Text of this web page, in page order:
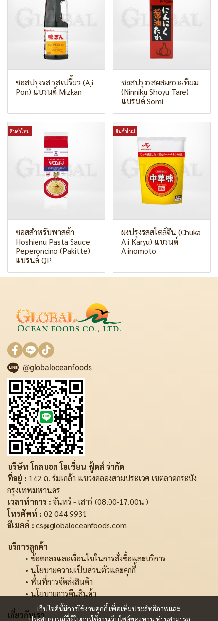
ซอสปรุงรส รสเปรี้ยว (Aji
Pon) แบรนด์ Mizkan
ซอสปรุงรสผสมกระเทียม
(Ninniku Shoyu Tare)
แบรนด์ Somi
สินค้าใหม่
ซอสสำหรับพาสต้า
Hoshienu Pasta Sauce
Peperoncino (Pakitte)
แบรนด์ QP
สินค้าใหม่
ผงปรุงรสสไตล์จีน (Chuka
Aji Karyu) แบรนด์
Ajinomoto
เว็บไซต์นี้มีการใช้งานคุกกี้ เพื่อเพิ่มประสิทธิภาพและ
ประสบการณ์ที่ดีในการใช้งานเว็บไซต์ของท่าน ท่านสามารถ
@globaloceanfoods
บริษัท โกลบอล โอเชี่ยน ฟู้ดส์ จำกัด
ที่อยู่ : 142 ถ. ร่มเกล้า แขวงคลองสามประเวศ เขตลาดกระบัง
กรุงเทพมหานคร
เวลาทำการ : จันทร์ - เสาร์ (08.00-17.00น.)
โทรศัพท์ : 02 044 9931
อีเมลล์ : cs@globaloceanfoods.com
บริการลูกค้า
ข้อตกลงและเงื่อนไขในการสั่งซื้อและบริการ
นโยบายความเป็นส่วนตัวและคุกกี้
พื้นที่การจัดส่งสินค้า
นโยบายการคืนสินค้า
เกี่ยวกับเรา